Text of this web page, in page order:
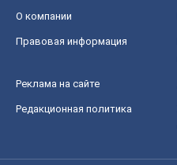
О компании
Правовая информация
Реклама на сайте
Редакционная политика